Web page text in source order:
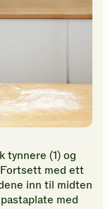
tynnere (1) og
med ett
inn til midten
med